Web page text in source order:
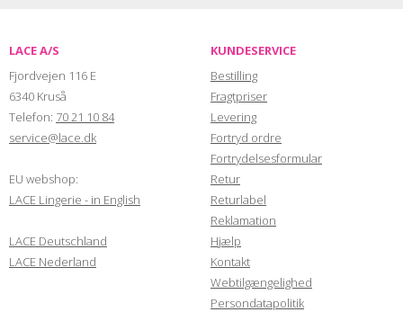
LACE A/S
Fjordvejen 116 E
6340 Kruså
Telefon: 70 21 10 84
service@lace.dk
EU webshop:
LACE Lingerie - in English
LACE Deutschland
LACE Nederland
KUNDESERVICE
Bestilling
Fragtpriser
Levering
Fortryd ordre
Fortrydelsesformular
Retur
Returlabel
Reklamation
Hjælp
Kontakt
Webtilgængelighed
Persondatapolitik